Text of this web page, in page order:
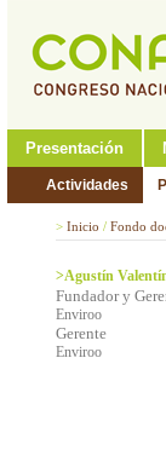
Presentación
Actividades
> Inicio / Fondo
>Agustín
Fundador y
Enviroo
Gerente
Enviroo